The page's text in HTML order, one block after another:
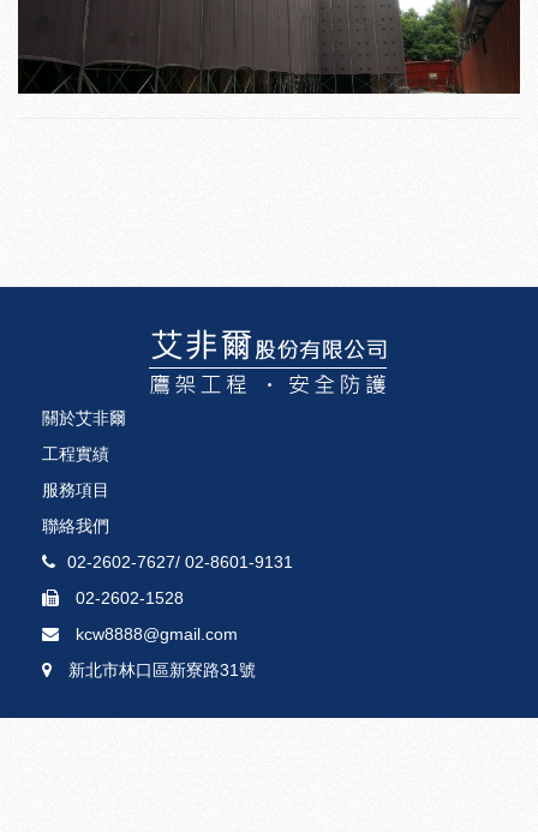
關於艾非爾
工程實績
服務項目
聯絡我們
02-2602-7627/ 02-8601-9131
02-2602-1528
kcw8888@gmail.com
新北市林口區新寮路31號